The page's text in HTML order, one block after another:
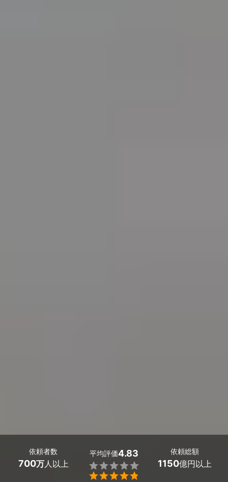
依頼者数
700万人以上
平均評価4.83


依頼総額
1150億円以上